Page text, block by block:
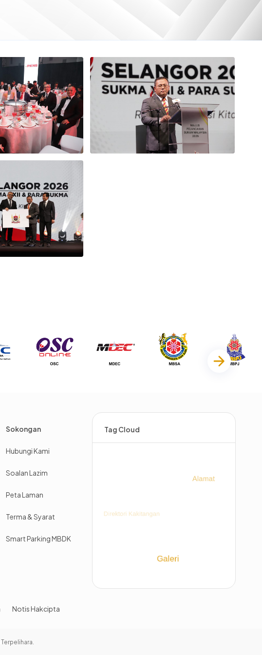
Sokongan
Hubungi Kami
Soalan Lazim
Peta Laman
Terma & Syarat
Smart Parking MBDK
Tag Cloud
Notis Hakcipta